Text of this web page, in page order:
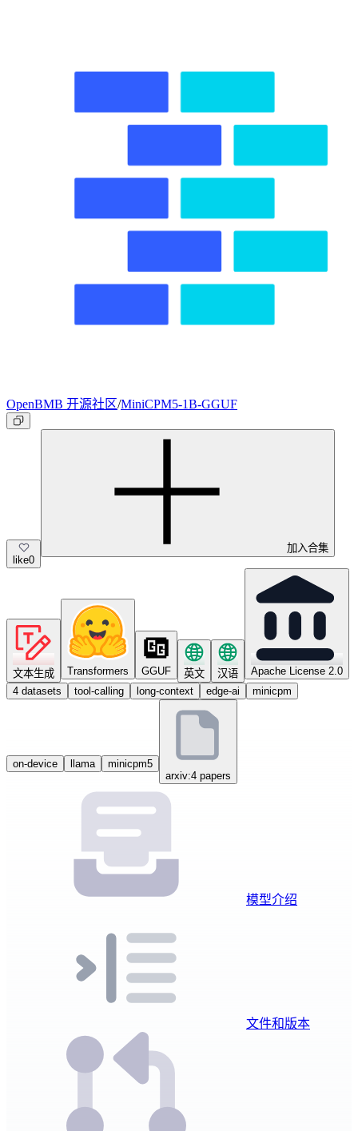
OpenBMB 开源社区/MiniCPM5-1B-GGUF
like0
加入合集
文本生成 Transformers GGUF 英文 汉语
Apache License 2.0
4 datasets
tool-calling long-context edge-ai minicpm
on-device llama
minicpm5
arxiv:4 papers
模型介绍
文件和版本